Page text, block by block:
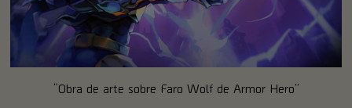
“Obra de arte sobre Faro Wolf de Armor Hero”